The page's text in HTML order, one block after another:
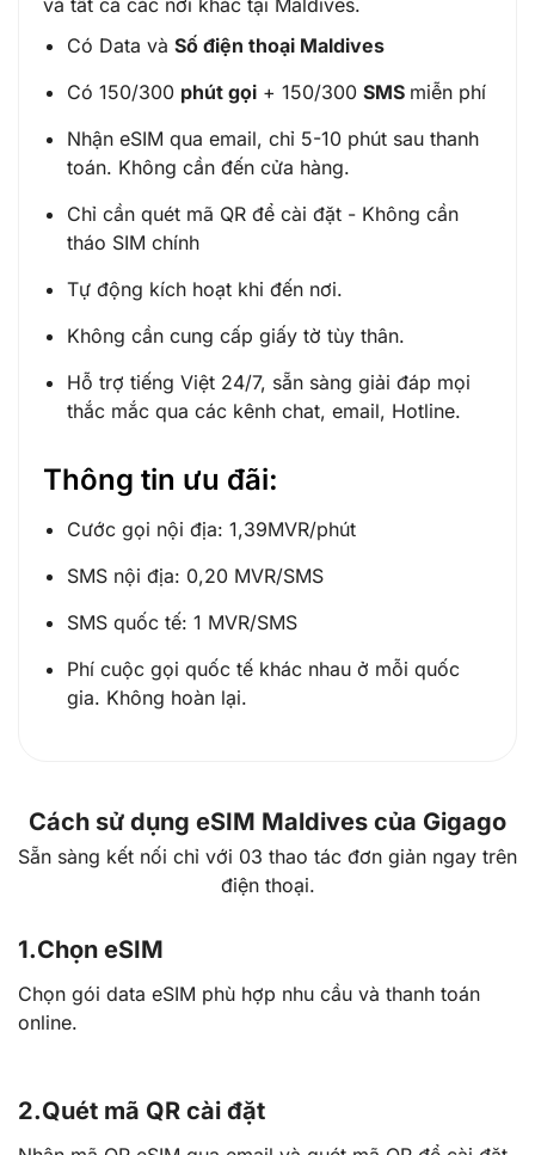
và tất cả các nơi khác tại Maldives.
Có Data và Số điện thoại Maldives
Có 150/300 phút gọi + 150/300 SMS miễn phí
Nhận eSIM qua email, chỉ 5-10 phút sau thanh
toán. Không cần đến cửa hàng.
Chỉ cần quét mã QR để cài đặt - Không cần
tháo SIM chính
Tự động kích hoạt khi đến nơi.
Không cần cung cấp giấy tờ tùy thân.
Hỗ trợ tiếng Việt 24/7, sẵn sàng giải đáp mọi
thắc mắc qua các kênh chat, email, Hotline.
Thông tin ưu đãi:
Cước gọi nội địa: 1,39MVR/phút
SMS nội địa: 0,20 MVR/SMS
SMS quốc tế: 1 MVR/SMS
Phí cuộc gọi quốc tế khác nhau ở mỗi quốc
gia. Không hoàn lại.
Cách sử dụng eSIM Maldives của Gigago
Sẵn sàng kết nối chỉ với 03 thao tác đơn giản ngay trên
điện thoại.
1.Chọn eSIM
Chọn gói data eSIM phù hợp nhu cầu và thanh toán
online.
2.Quét mã QR cài đặt